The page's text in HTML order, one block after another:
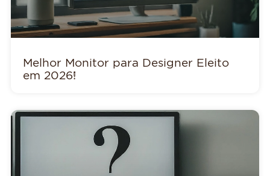
Melhor Monitor para Designer Eleito
em 2026!